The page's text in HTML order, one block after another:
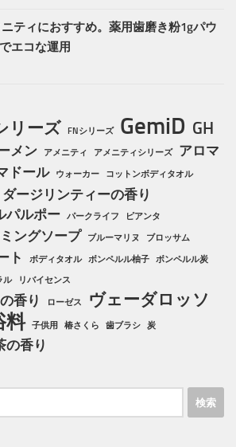
ティにおすすめ。薬用歯磨き粉1gパウ
エコな運用
リーズ FNシリーズ GemiD GH
メン アメニティ アメニティシリーズ アロマ
ドール ウォーカー コットンボディタオル
ダージリンティーの香り
パルポー パークライフ ピアンタ
ングソープ ブルーマリヌ ブロッサム
ト ボディタオル ボンペルル柚子
ボンペルル炭
ル リバイセンス
香り ローゼス ヴェーダロッソ
料 子供用 椿さくら 歯ブラシ 炭
の香り